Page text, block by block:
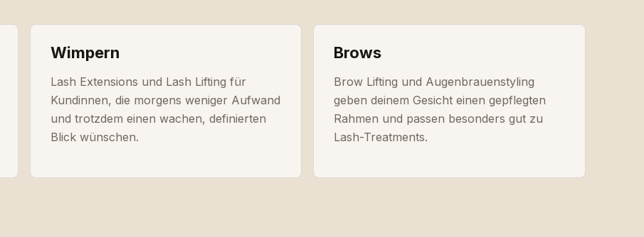
Wimpern
Lash Extensions und Lash Lifting für
Kundinnen, die morgens weniger Aufwand
und trotzdem einen wachen, definierten
Blick wünschen.
Brows
Brow Lifting und Augenbrauenstyling
geben deinem Gesicht einen gepflegten
Rahmen und passen besonders gut zu
Lash-Treatments.